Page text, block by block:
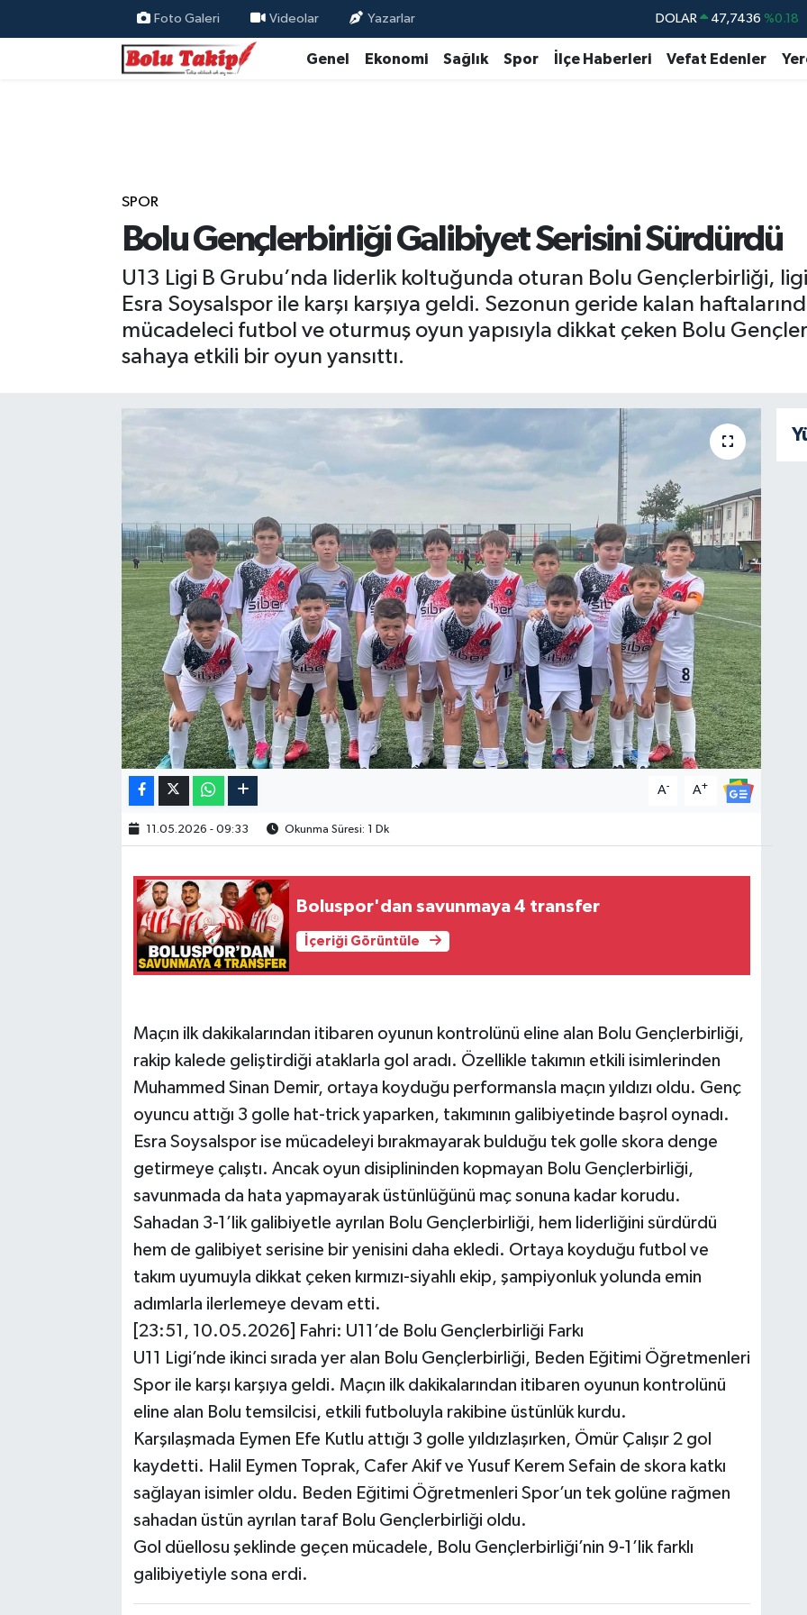
Foto Galeri Videolar Yazarlar DOLAR 47,7436 %0.18
EURO 55,2510 %0.32
Genel Ekonomi Sağlık Spor İlçe Haberleri Vefat Edenler
SPOR
Bolu Gençlerbirliği Galibiyet Serisini Sürdürdü
U13 Ligi B Grubu’nda liderlik koltuğunda oturan Bolu Gençlerbirliği,
Esra Soysalspor ile karşı karşıya geldi. Sezonun geride kalan
mücadeleci futbol ve oturmuş oyun yapısıyla dikkat çeken Bolu
sahaya etkili bir oyun yansıttı.
A- A+
11.05.2026 - 09:33 Okunma Süresi: 1 Dk
Boluspor'dan savunmaya 4 transfer
İçeriği Görüntüle
Maçın ilk dakikalarından itibaren oyunun kontrolünü eline alan Bolu Gençlerbirliği,
rakip kalede geliştirdiği ataklarla gol aradı. Özellikle takımın etkili isimlerinden
Muhammed Sinan Demir, ortaya koyduğu performansla maçın yıldızı oldu. Genç
oyuncu attığı 3 golle hat-trick yaparken, takımının galibiyetinde başrol oynadı.
Esra Soysalspor ise mücadeleyi bırakmayarak bulduğu tek golle skora denge
getirmeye çalıştı. Ancak oyun disiplininden kopmayan Bolu Gençlerbirliği,
savunmada da hata yapmayarak üstünlüğünü maç sonuna kadar korudu.
Sahadan 3-1’lik galibiyetle ayrılan Bolu Gençlerbirliği, hem liderliğini sürdürdü
hem de galibiyet serisine bir yenisini daha ekledi. Ortaya koyduğu futbol ve
takım uyumuyla dikkat çeken kırmızı-siyahlı ekip, şampiyonluk yolunda emin
adımlarla ilerlemeye devam etti.
[23:51, 10.05.2026] Fahri: U11’de Bolu Gençlerbirliği Farkı
U11 Ligi’nde ikinci sırada yer alan Bolu Gençlerbirliği, Beden Eğitimi Öğretmenleri
Spor ile karşı karşıya geldi. Maçın ilk dakikalarından itibaren oyunun kontrolünü
eline alan Bolu temsilcisi, etkili futboluyla rakibine üstünlük kurdu.
Karşılaşmada Eymen Efe Kutlu attığı 3 golle yıldızlaşırken, Ömür Çalışır 2 gol
kaydetti. Halil Eymen Toprak, Cafer Akif ve Yusuf Kerem Sefain de skora katkı
sağlayan isimler oldu. Beden Eğitimi Öğretmenleri Spor’un tek golüne rağmen
sahadan üstün ayrılan taraf Bolu Gençlerbirliği oldu.
Gol düellosu şeklinde geçen mücadele, Bolu Gençlerbirliği’nin 9-1’lik farklı
galibiyetiyle sona erdi.